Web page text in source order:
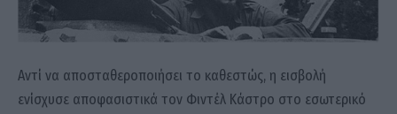
Αντί να αποσταθεροποιήσει το καθεστώς, η εισβολή
ενίσχυσε αποφασιστικά τον Φιντέλ Κάστρο στο εσωτερικό